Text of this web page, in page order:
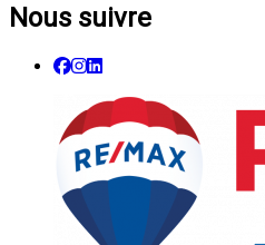
Nous suivre